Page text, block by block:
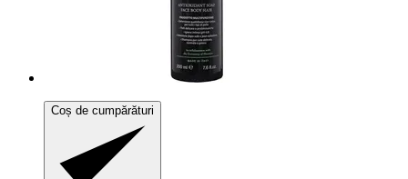
Coș de cumpărături